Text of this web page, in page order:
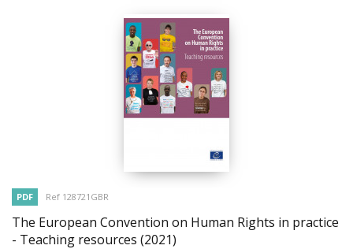
PDF Ref 128721GBR
The European Convention on Human Rights in practice
- Teaching resources (2021)